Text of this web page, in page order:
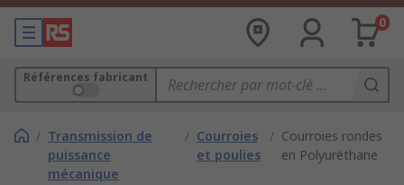
0
Références fabricant
/ Transmission de
puissance
mécanique
/ Courroies
et poulies
/ Courroies rondes
en Polyuréthane